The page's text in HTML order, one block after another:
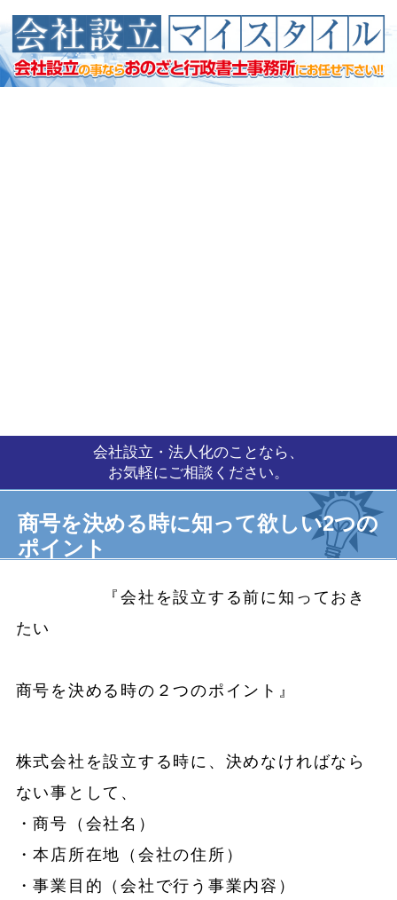
会社設立・法人化のことなら、
お気軽にご相談ください。
商号を決める時に知って欲しい2つの
ポイント
『会社を設立する前に知っておき
たい
商号を決める時の２つのポイント』
株式会社を設立する時に、決めなければなら
ない事として、
・商号（会社名）
・本店所在地（会社の住所）
・事業目的（会社で行う事業内容）